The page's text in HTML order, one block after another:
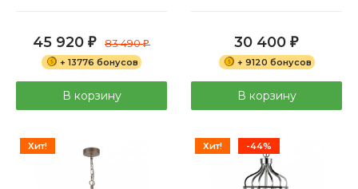
45 920 ₽ 83 490₽
+ 13776 бонусов
В корзину
30 400 ₽
+ 9120 бонусов
В корзину
Хит! Хит! -44%